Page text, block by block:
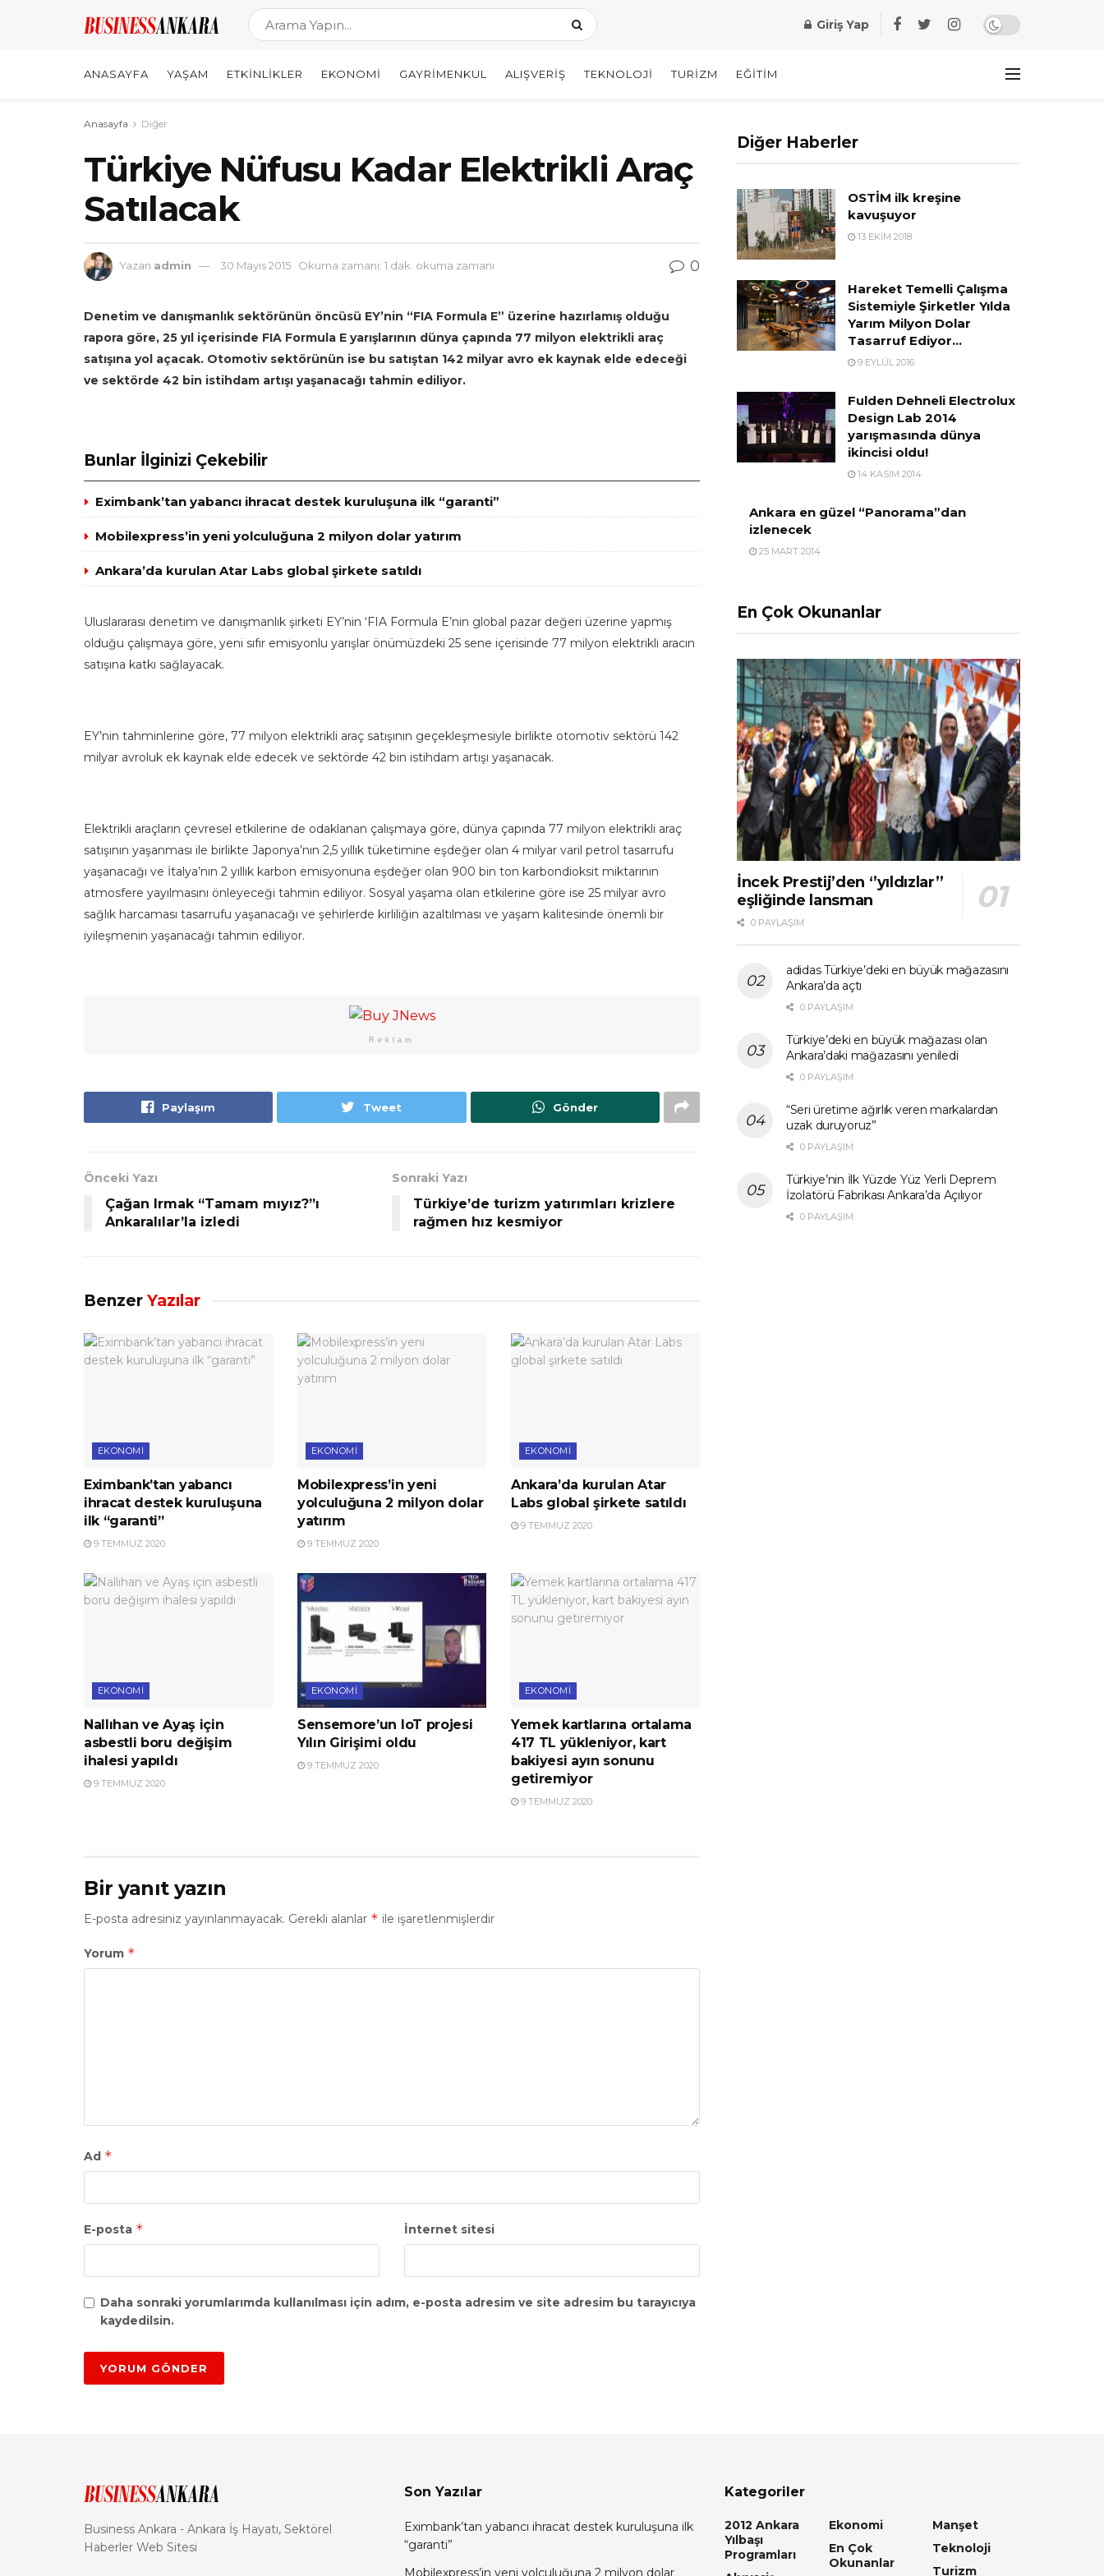
Giriş Yap
ANASAYFA YAŞAM ETKINLIKLER EKONOMI GAYRIMENKUL ALIŞVERIŞ TEKNOLOJI TURIZM EĞITIM
Anasayfa Diğer
Türkiye Nüfusu Kadar Elektrikli Araç
Satılacak
Yazan admin 30 Mayıs 2015 Okuma zamanı: 1 dak. okuma zamanı 0
Denetim ve danışmanlık sektörünün öncüsü EY’nin “FIA Formula E” üzerine hazırlamış olduğu
rapora göre, 25 yıl içerisinde FIA Formula E yarışlarının dünya çapında 77 milyon elektrikli araç
satışına yol açacak. Otomotiv sektörünün ise bu satıştan 142 milyar avro ek kaynak elde edeceği
ve sektörde 42 bin istihdam artışı yaşanacağı tahmin ediliyor.
Bunlar İlginizi Çekebilir
Eximbank’tan yabancı ihracat destek kuruluşuna ilk “garanti”
Mobilexpress’in yeni yolculuğuna 2 milyon dolar yatırım
Ankara’da kurulan Atar Labs global şirkete satıldı
Uluslararası denetim ve danışmanlık şirketi EY’nin ‘FIA Formula E’nin global pazar değeri üzerine yapmış
olduğu çalışmaya göre, yeni sıfır emisyonlu yarışlar önümüzdeki 25 sene içerisinde 77 milyon elektrikli aracın
satışına katkı sağlayacak.
EY’nin tahminlerine göre, 77 milyon elektrikli araç satışının geçekleşmesiyle birlikte otomotiv sektörü 142
milyar avroluk ek kaynak elde edecek ve sektörde 42 bin istihdam artışı yaşanacak.
Elektrikli araçların çevresel etkilerine de odaklanan çalışmaya göre, dünya çapında 77 milyon elektrikli araç
satışının yaşanması ile birlikte Japonya’nın 2,5 yıllık tüketimine eşdeğer olan 4 milyar varil petrol tasarrufu
yaşanacağı ve İtalya’nın 2 yıllık karbon emisyonuna eşdeğer olan 900 bin ton karbondioksit miktarının
atmosfere yayılmasını önleyeceği tahmin ediliyor. Sosyal yaşama olan etkilerine göre ise 25 milyar avro
sağlık harcaması tasarrufu yaşanacağı ve şehirlerde kirliliğin azaltılması ve yaşam kalitesinde önemli bir
iyileşmenin yaşanacağı tahmin ediliyor.
Reklam
Paylaşım Tweet Gönder
Önceki Yazı
Çağan Irmak “Tamam mıyız?”ı
Ankaralılar’la izledi
Sonraki Yazı
Türkiye’de turizm yatırımları krizlere
rağmen hız kesmiyor
Benzer Yazılar
EKONOMI
Eximbank’tan yabancı
ihracat destek kuruluşuna
ilk “garanti”
9 TEMMUZ 2020
EKONOMI
Mobilexpress’in yeni
yolculuğuna 2 milyon dolar
yatırım
9 TEMMUZ 2020
EKONOMI
Ankara’da kurulan Atar
Labs global şirkete satıldı
9 TEMMUZ 2020
EKONOMI
Nallıhan ve Ayaş için
asbestli boru değişim
ihalesi yapıldı
9 TEMMUZ 2020
EKONOMI
Sensemore’un IoT projesi
Yılın Girişimi oldu
9 TEMMUZ 2020
EKONOMI
Yemek kartlarına ortalama
417 TL yükleniyor, kart
bakiyesi ayın sonunu
getiremiyor
9 TEMMUZ 2020
Bir yanıt yazın
E-posta adresiniz yayınlanmayacak. Gerekli alanlar * ile işaretlenmişlerdir
Yorum *
Ad *
E-posta * İnternet sitesi
Daha sonraki yorumlarımda kullanılması için adım, e-posta adresim ve site adresim bu tarayıcıya
kaydedilsin.
Diğer Haberler
OSTİM ilk kreşine
kavuşuyor
13 EKIM 2018
Hareket Temelli Çalışma
Sistemiyle Şirketler Yılda
Yarım Milyon Dolar
Tasarruf Ediyor…
9 EYLÜL 2016
Fulden Dehneli Electrolux
Design Lab 2014
yarışmasında dünya
ikincisi oldu!
14 KASIM 2014
Ankara en güzel “Panorama”dan
izlenecek
25 MART 2014
En Çok Okunanlar
İncek Prestij’den ‘’yıldızlar’’
eşliğinde lansman
0 PAYLAŞIM
adidas Türkiye’deki en büyük mağazasını
Ankara’da açtı
0 PAYLAŞIM
Türkiye’deki en büyük mağazası olan
Ankara’daki mağazasını yeniledi
0 PAYLAŞIM
“Seri üretime ağırlık veren markalardan
uzak duruyoruz”
0 PAYLAŞIM
Türkiye’nin İlk Yüzde Yüz Yerli Deprem
İzolatörü Fabrikası Ankara’da Açılıyor
0 PAYLAŞIM
Business Ankara - Ankara İş Hayatı, Sektörel
Haberler Web Sitesi
Son Yazılar
Eximbank’tan yabancı ihracat destek kuruluşuna ilk
“garanti”
Kategoriler
2012 Ankara
Yılbaşı
Programları
Ekonomi
En Çok
Okunanlar
Manşet
Teknoloji
Turizm